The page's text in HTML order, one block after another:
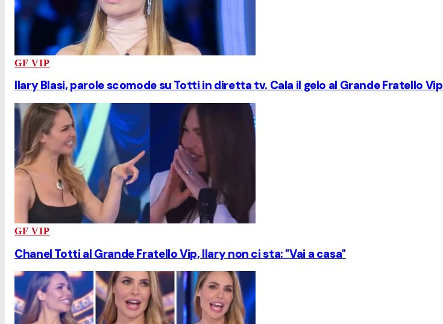
GF VIP
Ilary Blasi, parole scomode su Totti in diretta tv. Cala il gelo al Grande Fratello Vip
GF VIP
Chanel Totti al Grande Fratello Vip, Ilary non ci sta: "Vai a casa"